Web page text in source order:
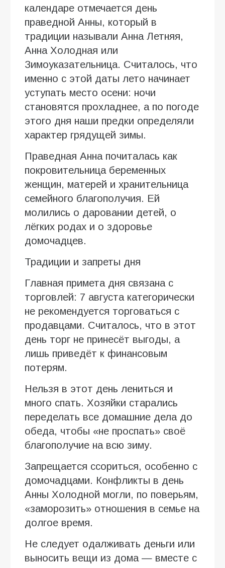
календаре отмечается день
праведной Анны, который в
традиции называли Анна Летняя,
Анна Холодная или
Зимоуказательница. Считалось, что
именно с этой даты лето начинает
уступать место осени: ночи
становятся прохладнее, а по погоде
этого дня наши предки определяли
характер грядущей зимы.
Праведная Анна почиталась как
покровительница беременных
женщин, матерей и хранительница
семейного благополучия. Ей
молились о даровании детей, о
лёгких родах и о здоровье
домочадцев.
Традиции и запреты дня
Главная примета дня связана с
торговлей: 7 августа категорически
не рекомендуется торговаться с
продавцами. Считалось, что в этот
день торг не принесёт выгоды, а
лишь приведёт к финансовым
потерям.
Нельзя в этот день лениться и
много спать. Хозяйки старались
переделать все домашние дела до
обеда, чтобы «не проспать» своё
благополучие на всю зиму.
Запрещается ссориться, особенно с
домочадцами. Конфликты в день
Анны Холодной могли, по поверьям,
«заморозить» отношения в семье на
долгое время.
Не следует одалживать деньги или
выносить вещи из дома — вместе с